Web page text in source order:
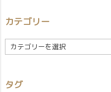
カテゴリー
カ
テ
ー
タグ